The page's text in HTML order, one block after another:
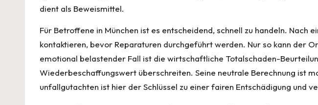
dient als Beweismittel.
Für Betroffene in München ist es entscheidend, schnell zu handeln. Nach
kontaktieren, bevor Reparaturen durchgeführt werden. Nur so kann der
emotional belastender Fall ist die wirtschaftliche Totalschaden-
Wiederbeschaffungswert überschreiten. Seine neutrale Berechnung ist
unfallgutachten ist hier der Schlüssel zu einer fairen Entschädigung und